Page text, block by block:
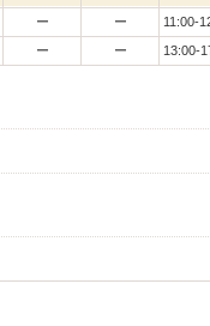
ー ー
11:00-
ー ー 13:00-